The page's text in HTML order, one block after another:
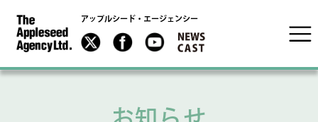
アップルシード・エージェンシー